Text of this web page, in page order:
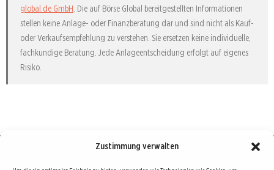
Zustimmung verwalten
global.de GmbH . Die auf Börse Global bereitgestellten Informationen
stellen keine Anlage- oder Finanzberatung dar und sind nicht als Kauf-
oder Verkaufsempfehlung zu verstehen. Sie ersetzen keine individuelle,
fachkundige Beratung. Jede Anlageentscheidung erfolgt auf eigenes
Risiko.
Börse : lokal, international, global